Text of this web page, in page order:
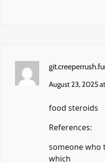
August 23, 2025
food steroids
References:
someone who
which